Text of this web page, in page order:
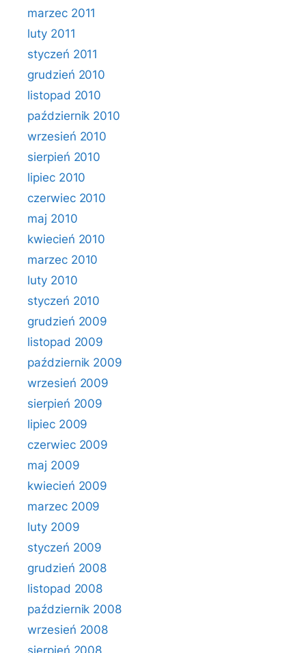
marzec 2011
luty 2011
styczeń 2011
grudzień 2010
listopad 2010
październik 2010
wrzesień 2010
sierpień 2010
lipiec 2010
czerwiec 2010
maj 2010
kwiecień 2010
marzec 2010
luty 2010
styczeń 2010
grudzień 2009
listopad 2009
październik 2009
wrzesień 2009
sierpień 2009
lipiec 2009
czerwiec 2009
maj 2009
kwiecień 2009
marzec 2009
luty 2009
styczeń 2009
grudzień 2008
listopad 2008
październik 2008
wrzesień 2008
sierpień 2008